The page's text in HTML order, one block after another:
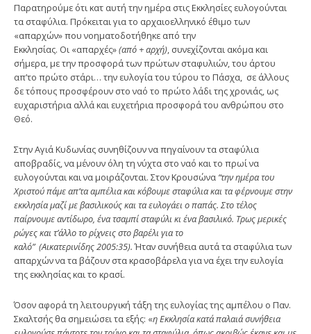
Παρατηρούμε ότι κατ αυτή την ημέρα στις Εκκλησίες ευλογούνται
τα σταφύλια. Πρόκειται για το αρχαιοελληνικό έθιμο των
«απαρχών» που νοηματοδοτήθηκε από την
Εκκλησίας. Οι «απαρχές»(από + αρχή), συνεχίζονται ακόμα και
σήμερα, με την προσφορά των πρώτων σταφυλιών, του άρτου
απ’το πρώτο στάρι… την ευλογία του τύρου το Πάσχα, σε άλλους
δε τόπους προσφέρουν στο ναό το πρώτο λάδι της χρονιάς, ως
ευχαριστήρια αλλά και ευχετήρια προσφορά του ανθρώπου στο
Θεό.
Στην Αγιά Κυδωνίας συνηθίζουν να πηγαίνουν τα σταφύλια
αποβραδίς, να μένουν όλη τη νύχτα στο ναό και το πρωί να
ευλογούνται και να μοιράζονται. Στον Κρουσώνα “την ημέρα του
Χριστού πάμε απ’τα αμπέλια και κόβουμε σταφύλια και τα φέρνουμε στην
εκκλησία μαζί με βασιλικούς και τα ευλογάει ο παπάς. Στο τέλος
παίρνουμε αντίδωρο, ένα τσαμπί σταφύλι κι ένα βασιλικό. Τρως μερικές
ρώγες και τ’άλλο το ρίχνεις στο βαρέλι για το
καλό” (Αικατερινίδης 2005:35).Ήταν συνήθεια αυτά τα σταφύλια των
απαρχών να τα βάζουν στα κρασοβάρελα για να έχει την ευλογία
της εκκλησίας και το κρασί.
Όσον αφορά τη λειτουργική τάξη της ευλογίας της αμπέλου ο Παν.
Σκαλτσής θα σημειώσει τα εξής: «η Εκκλησία κατά παλαιά συνήθεια